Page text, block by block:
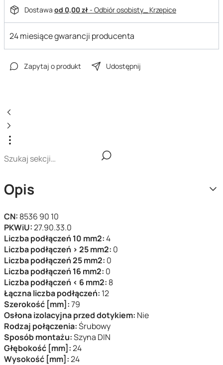
Dostawa od 0,00 zł- Odbiór osobisty_ Krzepice
24 miesiące gwarancji producenta
Zapytaj o produkt Udostępnij
Opis
CN: 8536 90 10
PKWiU:27.90.33.0
Liczba podłączeń 10 mm2:4
Liczba podłączeń > 25 mm2: 0
Liczba podłączeń 25 mm2: 0
Liczba podłączeń 16 mm2: 0
Liczba podłączeń < 6 mm2: 8
Łączna liczba podłączeń: 12
Szerokość [mm]:79
Osłona izolacyjna przed dotykiem: Nie
Rodzaj połączenia:Śrubowy
Sposób montażu:Szyna DIN
Głębokość [mm]:24
Wysokość [mm]:24